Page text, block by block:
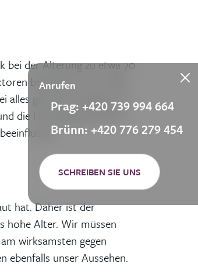
bei der Alterung zu etwa 70
beeinflusst. Ich treffe
alles genetisch bedingt, sie
die Hautpflegepraktiken
hat. Daher ist der
hohe Alter. Wir müssen
wirksamsten gegen
ebenfalls unser Aussehen.
Anrufen
Prag: +420 739 994 664
Brünn: +420 776 279 454
SCHREIBEN SIE UNS